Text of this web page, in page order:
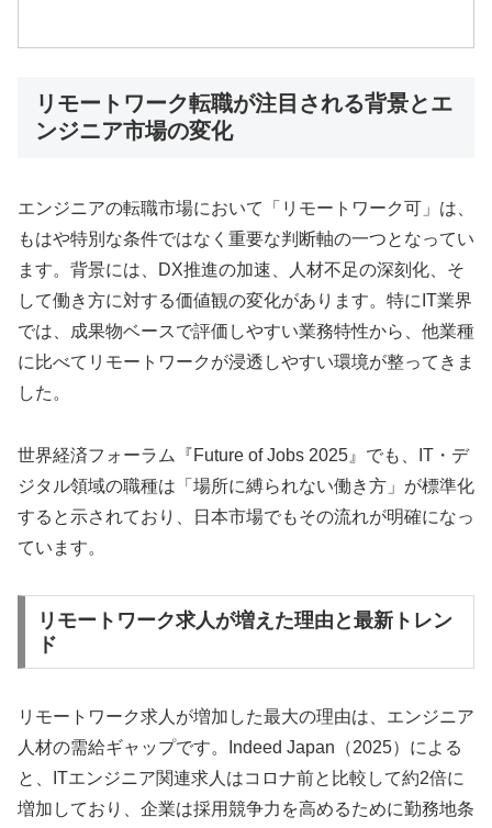
リモートワーク転職が注目される背景とエ
ンジニア市場の変化
エンジニアの転職市場において「リモートワーク可」は、
もはや特別な条件ではなく重要な判断軸の一つとなってい
ます。背景には、DX推進の加速、人材不足の深刻化、そ
して働き方に対する価値観の変化があります。特にIT業界
では、成果物ベースで評価しやすい業務特性から、他業種
に比べてリモートワークが浸透しやすい環境が整ってきま
した。
世界経済フォーラム『Future of Jobs 2025』でも、IT・デ
ジタル領域の職種は「場所に縛られない働き方」が標準化
すると示されており、日本市場でもその流れが明確になっ
ています。
リモートワーク求人が増えた理由と最新トレン
ド
リモートワーク求人が増加した最大の理由は、エンジニア
人材の需給ギャップです。Indeed Japan（2025）による
と、ITエンジニア関連求人はコロナ前と比較して約2倍に
増加しており、企業は採用競争力を高めるために勤務地条